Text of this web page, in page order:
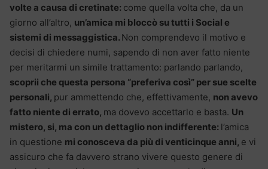
volte a causa di cretinate: come quella volta che, da un
giorno all’altro, un’amica mi bloccò su tutti i Social e
sistemi di messaggistica. Non comprendevo il motivo e
decisi di chiedere numi, sapendo di non aver fatto niente
per meritarmi un simile trattamento: parlando parlando,
scoprii che questa persona “preferiva così” per sue scelte
personali, pur ammettendo che, effettivamente, non avevo
fatto niente di errato, ma dovevo accettarlo e basta. Un
mistero, si, ma con un dettaglio non indifferente: l’amica
in questione mi conosceva da più di venticinque anni, e vi
assicuro che fa davvero strano vivere questo genere di